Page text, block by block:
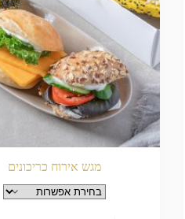
מגש אירוח כריכונים